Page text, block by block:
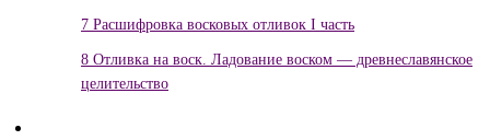
7 Расшифровка восковых отливок I часть
8 Отливка на воск. Ладование воском — древнеславянское
целительство